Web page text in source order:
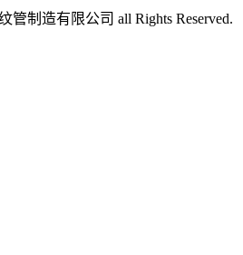
管制造有限公司 all Rights Reserved.